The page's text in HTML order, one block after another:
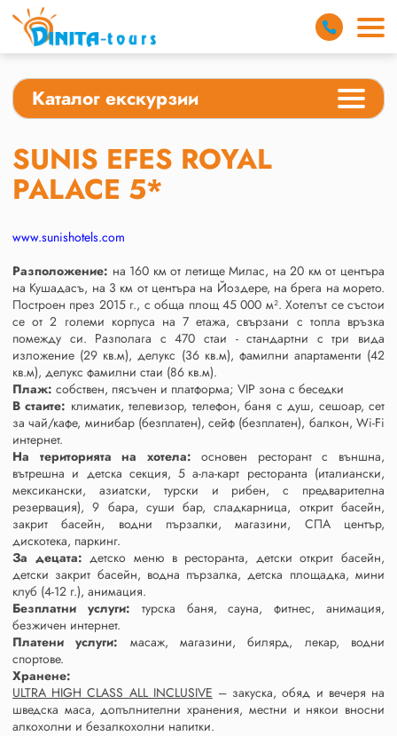
Каталог екскурзии
SUNIS EFES ROYAL
PALACE 5*
www.sunishotels.com
Разположение: на 160 км от летище Милас, на 20 км от центъра
на Кушадасъ, на 3 км от центъра на Йоздере, на брега на морето.
Построен през 2015 г., с обща площ 45 000 м². Хотелът се състои
се от 2 големи корпуса на 7 етажа, свързани с топла връзка
помежду си. Разполага с 470 стаи - стандартни с три вида
изложение (29 кв.м), делукс (36 кв.м), фамилни апартаменти (42
кв.м), делукс фамилни стаи (86 кв.м).
Плаж: собствен, пясъчен и платформа; VIP зона с беседки
В стаите: климатик, телевизор, телефон, баня с душ, сешоар, сет
за чай/кафе, минибар (безплатен), сейф (безплатен), балкон, Wi-Fi
интернет.
На територията на хотела:основен ресторант с външна,
вътрешна и детска секция, 5 а-ла-карт ресторанта (италиански,
мексикански, азиатски, турски и рибен, с предварителна
резервация), 9 бара, суши бар, сладкарница, открит басейн,
закрит басейн, водни пързалки, магазини, СПА център,
дискотека, паркинг.
За децата: детско меню в ресторанта, детски открит басейн,
детски закрит басейн, водна пързалка, детска площадка, мини
клуб (4-12 г.), анимация.
Безплатни услуги: турска баня, сауна, фитнес, анимация,
безжичен интернет.
Платени услуги: масаж, магазини, билярд, лекар, водни
спортове.
Хранене:
ULTRA HIGH CLASS ALL INCLUSIVE – закуска, обяд и вечеря на
шведска маса, допълнителни хранения, местни и някои вносни
алкохолни и безалкохолни напитки.